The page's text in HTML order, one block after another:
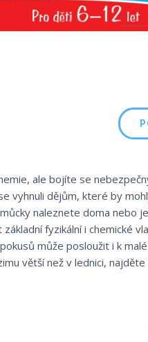
ale bojíte se
vyhnuli dějům, které by
naleznete doma nebo
fyzikální i chemické
může posloužit i k
větší než v lednici,